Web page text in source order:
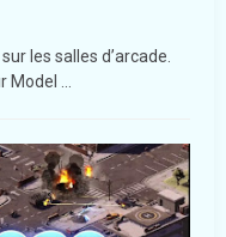
les salles d’arcade.
Model …